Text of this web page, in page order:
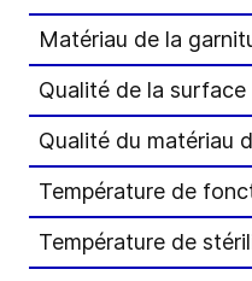
Matériau de la
Qualité de la
Qualité du matériau
Température de
Température de